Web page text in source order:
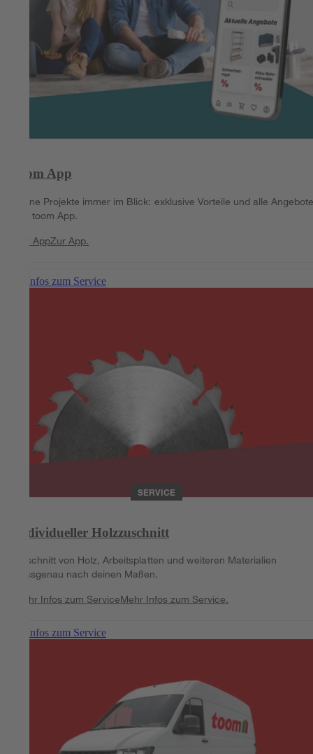
toom App
Deine Projekte immer im Blick: exklusive Vorteile und alle
der toom App.
Zur AppZur App.
Mehr Infos zum Service
SERVICE
Individueller Holzzuschnitt
Zuschnitt von Holz, Arbeitsplatten und weiteren Materialien
passgenau nach deinen Maßen.
Mehr Infos zum ServiceMehr Infos zum Service.
Mehr Infos zum Service